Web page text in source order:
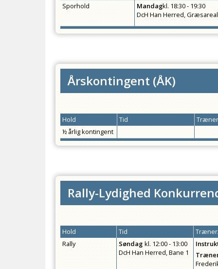
Sporhold
Mandagkl. 18:30 - 19:30
DcH Han Herred, Græsareal
Årskontingent (ÅK)
Hold Tid
½ årlig kontingent
Rally-Lydighed
Hold Tid
Rally
Søndag kl. 12:00 - 13:00
DcH Han Herred, Bane 1